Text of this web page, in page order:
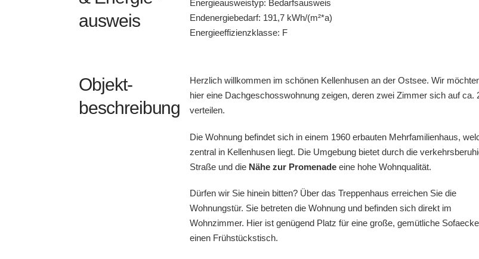
ausweis
Energieausweistyp: Bedarfsausweis
Endenergiebedarf: 191,7 kWh/(m²*a)
Energieeffizienzklasse: F
Objekt-
beschreibung
Herzlich willkommen im schönen Kellenhusen an der Ostsee. Wir
hier eine Dachgeschosswohnung zeigen, deren zwei Zimmer sich auf ca.
verteilen.
Die Wohnung befindet sich in einem 1960 erbauten Mehrfamilienhaus,
zentral in Kellenhusen liegt. Die Umgebung bietet durch die
Straße und die Nähe zur Promenade eine hohe Wohnqualität.
Dürfen wir Sie hinein bitten? Über das Treppenhaus erreichen Sie die
Wohnungstür. Sie betreten die Wohnung und befinden sich direkt im
Wohnzimmer. Hier ist genügend Platz für eine große, gemütliche
einen Frühstückstisch.